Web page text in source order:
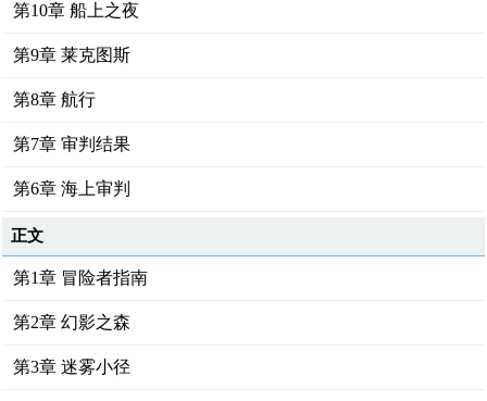
第10章 船上之夜
第9章 莱克图斯
第8章 航行
第7章 审判结果
第6章 海上审判
正文
第1章 冒险者指南
第2章 幻影之森
第3章 迷雾小径